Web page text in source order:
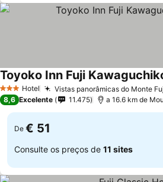
3 EstrelasHotel Vistas panorâmicas do Monte
Toyoko Inn Fuji
8,6 Excelente 11.475 a 16.6 km de
De € 51
Consulte os preços de 11 sites